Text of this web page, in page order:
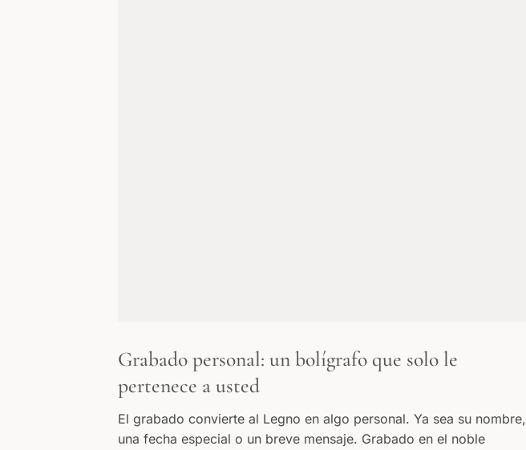
Grabado personal: un bolígrafo que solo le
pertenece a usted
El grabado convierte al Legno en algo personal. Ya sea su nombre,
una fecha especial o un breve mensaje. Grabado en el noble